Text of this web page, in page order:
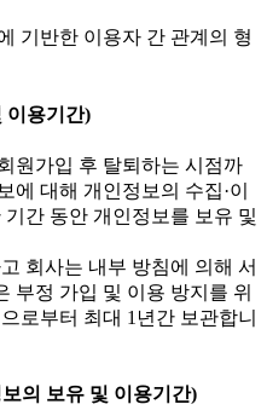
기반한 이용자 간 관계의 형
이용기간)
원가입 후 탈퇴하는 시점까
에 대해 개인정보의 수집·이
간 동안 개인정보를 보유 및
회사는 내부 방침에 의해 서
부정 가입 및 이용 방지를 위
로부터 최대 1년간 보관합니
의 보유 및 이용기간)